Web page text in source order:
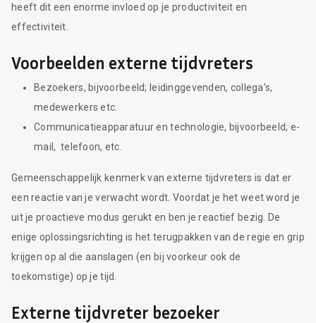
heeft dit een enorme invloed op je productiviteit en
effectiviteit.
Voorbeelden externe tijdvreters
Bezoekers, bijvoorbeeld; leidinggevenden, collega’s,
medewerkers etc.
Communicatieapparatuur en technologie, bijvoorbeeld; e-
mail, telefoon, etc.
Gemeenschappelijk kenmerk van externe tijdvreters is dat er
een reactie van je verwacht wordt. Voordat je het weet word je
uit je proactieve modus gerukt en ben je reactief bezig. De
enige oplossingsrichting is het terugpakken van de regie en grip
krijgen op al die aanslagen (en bij voorkeur ook de
toekomstige) op je tijd.
Externe tijdvreter bezoeker